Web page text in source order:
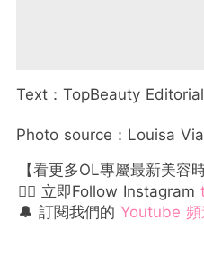
Text：TopBeauty Editorial
Photo source：Louisa
【看更多OL專屬最新美容
👉🏻 立即Follow Instagram
🔔 訂閱我們的 Youtube